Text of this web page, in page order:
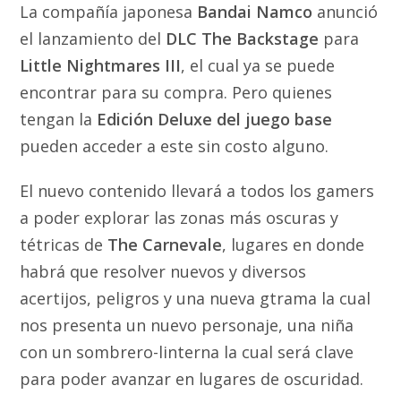
La compañía japonesa Bandai Namco anunció
el lanzamiento del DLC The Backstage para
Little Nightmares III, el cual ya se puede
encontrar para su compra. Pero quienes
tengan la Edición Deluxe del juego base
pueden acceder a este sin costo alguno.
El nuevo contenido llevará a todos los gamers
a poder explorar las zonas más oscuras y
tétricas de The Carnevale, lugares en donde
habrá que resolver nuevos y diversos
acertijos, peligros y una nueva gtrama la cual
nos presenta un nuevo personaje, una niña
con un sombrero-linterna la cual será clave
para poder avanzar en lugares de oscuridad.